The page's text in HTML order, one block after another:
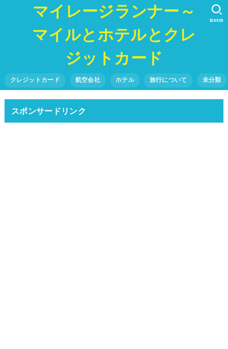
マイレージランナー～
マイルとホテルとクレ
ジットカード
クレジットカード 航空会社 ホテル 旅行について 未分類
SEARCH
スポンサードリンク